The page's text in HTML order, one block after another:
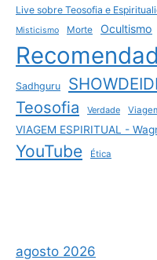
Live sobre Teosofia e
Misticismo Morte Ocultismo
Sadhguru
Teosofia Verdade
VIAGEM ESPIRITUAL -
YouTube Ética
agosto 2026